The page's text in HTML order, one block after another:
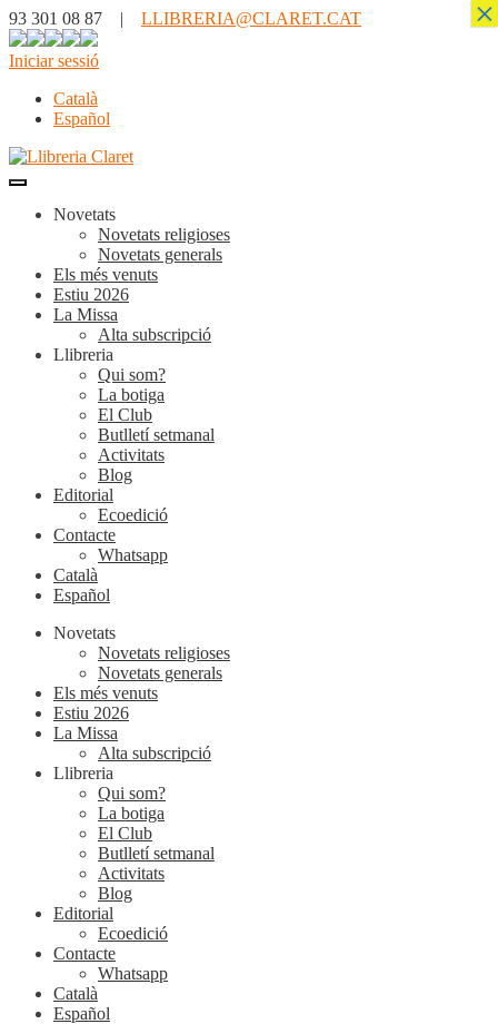
93 301 08 87 | LLIBRERIA@CLARET.CAT
Iniciar sessió
Català
Español
Novetats
Novetats religioses
Novetats generals
Els més venuts
Estiu 2026
La Missa
Alta subscripció
Llibreria
Qui som?
La botiga
El Club
Butlletí setmanal
Activitats
Blog
Editorial
Ecoedició
Contacte
Whatsapp
Català
Español
Novetats
Novetats religioses
Novetats generals
Els més venuts
Estiu 2026
La Missa
Alta subscripció
Llibreria
Qui som?
La botiga
El Club
Butlletí setmanal
Activitats
Blog
Editorial
Ecoedició
Contacte
Whatsapp
Català
Español
×